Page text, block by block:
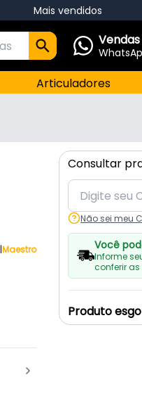
Mais vendidos
Vendas
Articuladores
|Maestro
Consultar
Não sei meu
Você
Informe
conferir as
Produto